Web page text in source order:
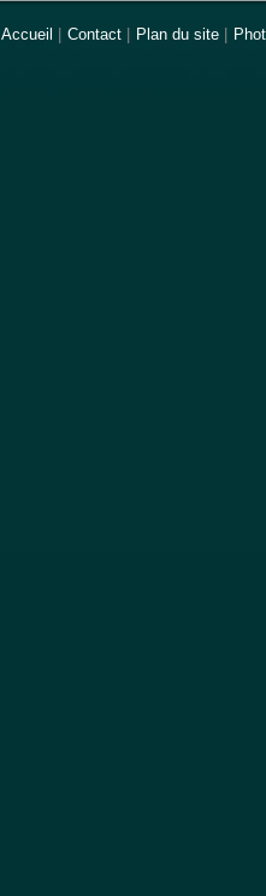
Accueil Contact Plan du site